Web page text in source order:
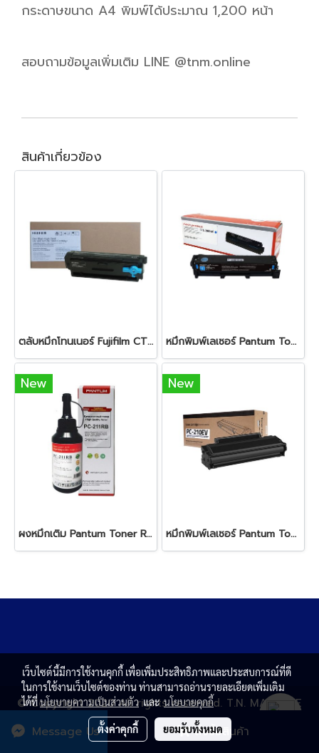
สั่งซื้อสินค้า
Message Us
กระดาษขนาด A4 พิมพ์ได้ประมาณ 1,200 หน้า
สอบถามข้อมูลเพิ่มเติม LINE @tnm.online
สินค้าเกี่ยวข้อง
ตลับหมึกโทนเนอร์ Fujifilm CT203550 Black หมึกพิมพ์เลเซอร์ Pantum Toner Drum CTL-2000 HC Cyanหมึกสีดำ ใช้สำหรับเครื่องพิมพ์ : Pantum รุ่น CP2200 CM2200 Series ปริมาณการพิมพ์ 5% ลงบนกระดาษ A4 พิมพ์ได้ 3,500 แผ่น
New
ผงหมึกเติม Pantum Toner Refill Kit for PB-211RB Black
New
หมึกพิมพ์เลเซอร์ Pantum Toner PC-210EV Black
© Copyright 2020 All rights reserved. T.N. MAGNATE
CENTER CO.,LTD.
เว็บไซต์นี้มีการใช้งานคุกกี้ เพื่อเพิ่มประสิทธิภาพและประสบการณ์ที่ดี
ในการใช้งานเว็บไซต์ของท่าน ท่านสามารถอ่านรายละเอียดเพิ่มเติม
ได้ที่นโยบายความเป็นส่วนตัวและนโยบายคุกกี้
ตั้งค่าคุกกี้ ยอมรับทั้งหมด